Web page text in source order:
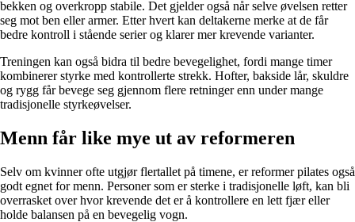
bekken og overkropp stabile. Det gjelder også når selve øvelsen retter
seg mot ben eller armer. Etter hvert kan deltakerne merke at de får
bedre kontroll i stående serier og klarer mer krevende varianter.
Treningen kan også bidra til bedre bevegelighet, fordi mange timer
kombinerer styrke med kontrollerte strekk. Hofter, bakside lår, skuldre
og rygg får bevege seg gjennom flere retninger enn under mange
tradisjonelle styrkeøvelser.
Menn får like mye ut av reformeren
Selv om kvinner ofte utgjør flertallet på timene, er reformer pilates også
godt egnet for menn. Personer som er sterke i tradisjonelle løft, kan bli
overrasket over hvor krevende det er å kontrollere en lett fjær eller
holde balansen på en bevegelig vogn.